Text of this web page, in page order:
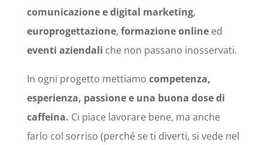
comunicazione e digital marketing,
europrogettazione, formazione onlineed
eventi aziendali che non passano inosservati.
In ogni progetto mettiamo competenza,
esperienza, passione e una buona dose di
caffeina. Ci piace lavorare bene, ma anche
farlo col sorriso (perché se ti diverti, si vede nel